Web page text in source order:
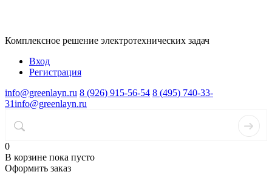
Комплексное решение электротехнических задач
Вход
Регистрация
info@greenlayn.ru 8 (926) 915-56-54 8 (495) 740-33-
31info@greenlayn.ru
0
В корзине пока пусто
Оформить заказ